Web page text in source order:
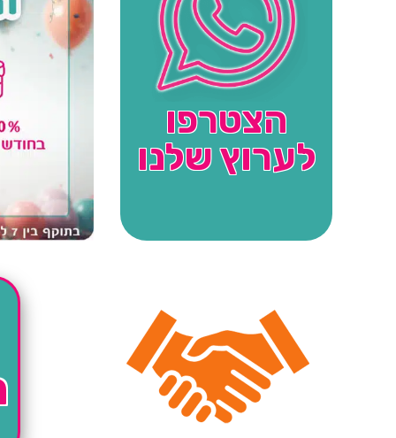
הצטרפו
לערוץ שלנו